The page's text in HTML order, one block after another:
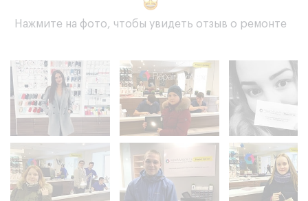
Нажмите на фото, чтобы увидеть отзыв о ремонте